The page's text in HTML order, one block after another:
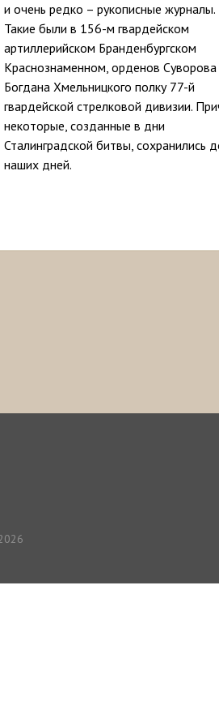
и очень редко – рукописные журналы.
Такие были в 156-м гвардейском
артиллерийском Бранденбургском
Краснознаменном, орденов Суворова
Богдана Хмельницкого полку 77-й
гвардейской стрелковой дивизии.
некоторые, созданные в дни
Сталинградской битвы, сохранились
наших дней.